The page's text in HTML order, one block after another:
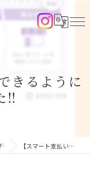
きるように
‼️
【スマート支払い】できるようになりました‼️